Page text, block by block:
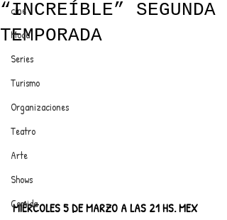
ANUNCIATE CON NOSOTROS
PARA MÁS INFORMACIÓN:
dinamicaseltrendytop@gmail.com
CON EDDY MARTINEZ
cine
Moda
Series
Turismo
Organizaciones
Teatro
Arte
Shows
Comida
“INCREÍBLE” SEGUNDA
TEMPORADA
MIÉRCOLES 5 DE MARZO A LAS 21 HS. MEX